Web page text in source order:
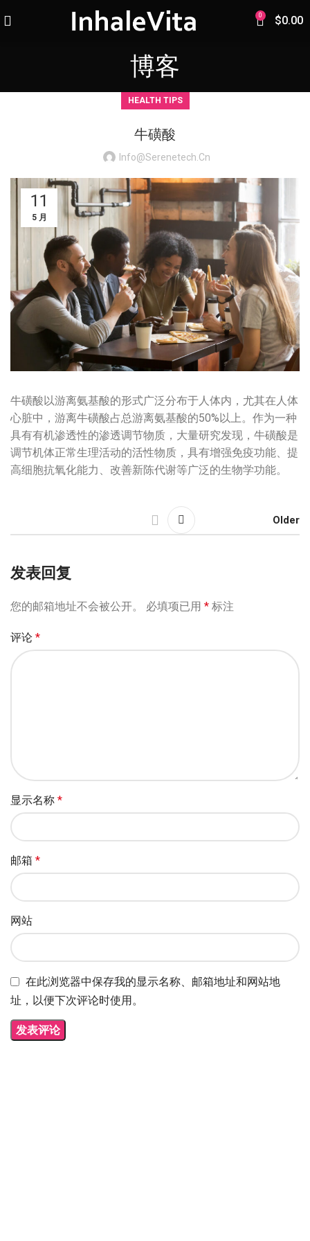
0 $0.00
博客
HEALTH TIPS
牛磺酸
Info@serenetech.cn
11
5 月
牛磺酸以游离氨基酸的形式广泛分布于人体内，尤其在人体
心脏中，游离牛磺酸占总游离氨基酸的50%以上。作为一种
具有有机渗透性的渗透调节物质，大量研究发现，牛磺酸是
调节机体正常生理活动的活性物质，具有增强免疫功能、提
高细胞抗氧化能力、改善新陈代谢等广泛的生物学功能。
Older
发表回复
您的邮箱地址不会被公开。 必填项已用 * 标注
评论 *
显示名称 *
邮箱 *
网站
在此浏览器中保存我的显示名称、邮箱地址和网站地
址，以便下次评论时使用。